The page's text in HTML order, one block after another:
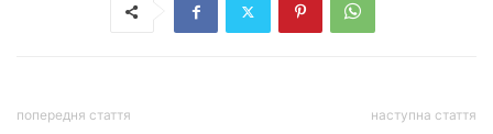
попередня стаття наступна стаття